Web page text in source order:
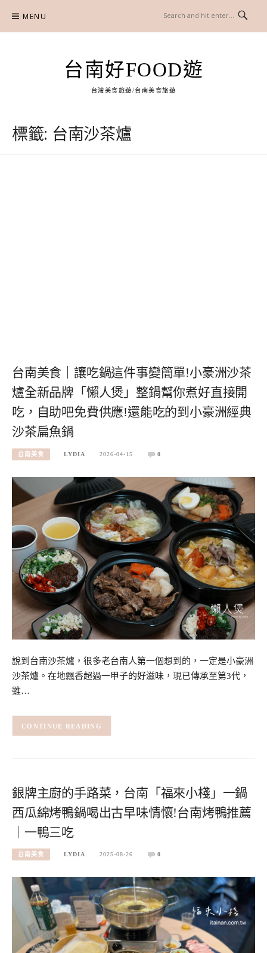
content
MENU
台南好FOOD遊
台灣美食旅遊/台南美食旅遊
標籤: 台南沙茶爐
台南美食｜讓吃鍋這件事變簡單!小豪洲沙茶
爐全新品牌「懶人煲」整鍋幫你煮好直接開
吃，自助吧免費供應!還能吃的到小豪洲經典
沙茶扁魚鍋
台南美食 LYDIA 2026-04-15 0
說到台南沙茶爐，很多老台南人第一個想到的，一定是小豪洲
沙茶爐。在地飄香超過一甲子的好滋味，現已傳承至第3代，
雖…
CONTINUE READING
銀牌主廚的手路菜，台南「福來小棧」一鍋
西瓜綿烤鴨鍋喝出古早味情懷!台南烤鴨推薦
｜一鴨三吃
台南美食 LYDIA 2025-08-26 0